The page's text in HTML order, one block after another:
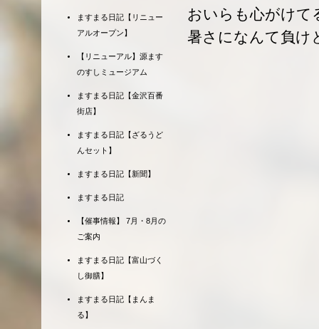
おいらも心がけて
暑さになんて負け
ますまる日記【リニュー
アルオープン】
【リニューアル】源ます
のすしミュージアム
ますまる日記【金沢百番
街店】
ますまる日記【ざるうど
んセット】
ますまる日記【新聞】
ますまる日記
【催事情報】 7月・8月の
ご案内
ますまる日記【富山づく
し御膳】
ますまる日記【まんま
る】